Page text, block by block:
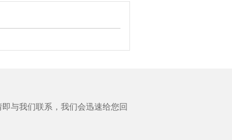
与我们联系，我们会迅速给您回